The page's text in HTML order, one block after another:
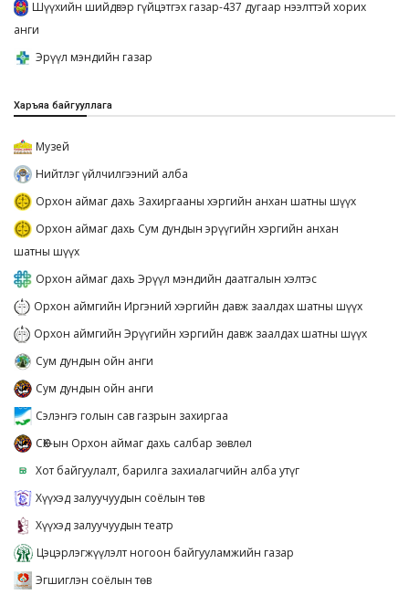
Шүүхийн шийдвэр гүйцэтгэх газар-437 дугаар нээлттэй хорих
анги
Эрүүл мэндийн газар
Харъяа байгууллага
Музей
Нийтлэг үйлчилгээний алба
Орхон аймаг дахь Захиргааны хэргийн анхан шатны шүүх
Орхон аймаг дахь Сум дундын эрүүгийн хэргийн анхан
шатны шүүх
Орхон аймаг дахь Эрүүл мэндийн даатгалын хэлтэс
Орхон аймгийн Иргэний хэргийн давж заалдах шатны шүүх
Орхон аймгийн Эрүүгийн хэргийн давж заалдах шатны шүүх
Сум дундын ойн анги
Сум дундын ойн анги
Сэлэнгэ голын сав газрын захиргаа
СӨХ-ын Орхон аймаг дахь салбар зөвлөл
Хот байгуулалт, барилга захиалагчийн алба утүг
Хүүхэд залуучуудын соёлын төв
Хүүхэд залуучуудын театр
Цэцэрлэгжүүлэлт ногоон байгууламжийн газар
Эгшиглэн соёлын төв